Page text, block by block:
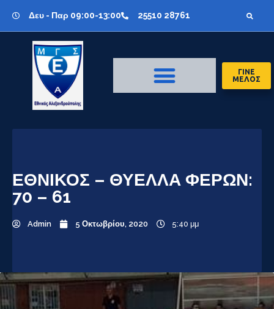
Δευ - Παρ 09:00-13:00 25510 28761
ΓΙΝΕ
ΜΕΛΟΣ
ΕΘΝΙΚΟΣ – ΘΥΕΛΛΑ ΦΕΡΩΝ:
70 – 61
Admin 5 Οκτωβρίου, 2020 5:40 μμ